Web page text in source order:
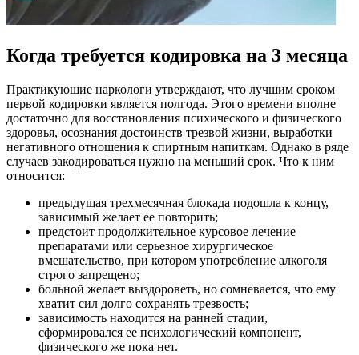
Когда требуется кодировка на 3 месяца
Практикующие наркологи утверждают, что лучшим сроком
первой кодировки является полгода. Этого времени вполне
достаточно для восстановления психического и физического
здоровья, осознания достоинств трезвой жизни, выработки
негативного отношения к спиртным напиткам. Однако в ряде
случаев закодироваться нужно на меньший срок. Что к ним
относится:
предыдущая трехмесячная блокада подошла к концу,
зависимый желает ее повторить;
предстоит продолжительное курсовое лечение
препаратами или серьезное хирургическое
вмешательство, при котором употребление алкоголя
строго запрещено;
больной желает выздороветь, но сомневается, что ему
хватит сил долго сохранять трезвость;
зависимость находится на ранней стадии,
сформировался ее психологический компонент,
физического же пока нет.